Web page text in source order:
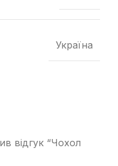
Україна
відгук “Чохол